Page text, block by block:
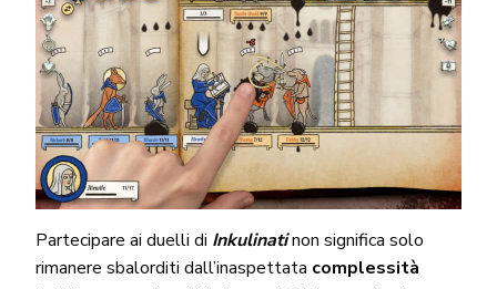
Partecipare ai duelli di Inkulinatinon significa solo
rimanere sbalorditi dall’inaspettata complessità